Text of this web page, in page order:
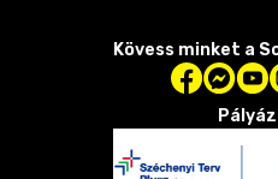
Kövess minket a